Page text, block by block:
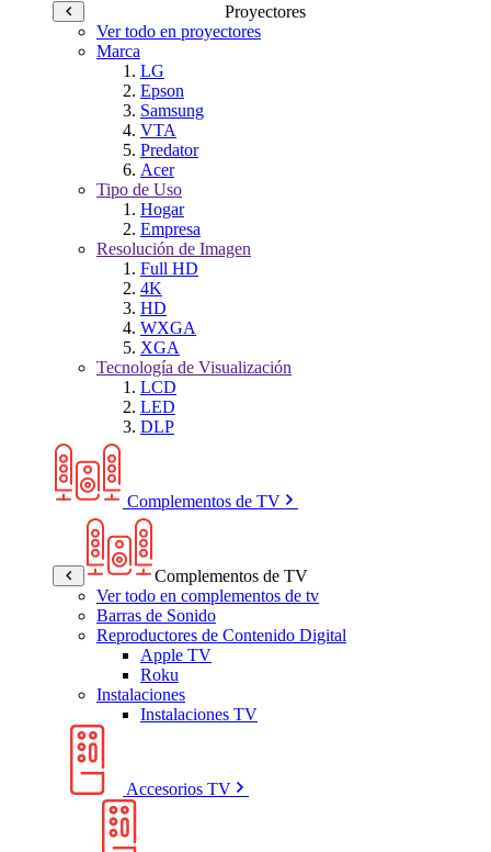
Proyectores
Ver todo en proyectores
Marca
LG
Epson
Samsung
VTA
Predator
Acer
Tipo de Uso
Hogar
Empresa
Resolución de Imagen
Full HD
4K
HD
WXGA
XGA
Tecnología de Visualización
LCD
LED
DLP
Complementos de TV
Complementos de TV
Ver todo en complementos de tv
Barras de Sonido
Reproductores de Contenido Digital
Apple TV
Roku
Instalaciones
Instalaciones TV
Accesorios TV